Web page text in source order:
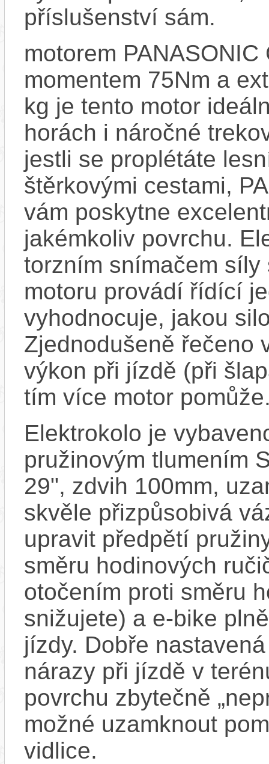
příslušenství sám.
motorem
momentem 75Nm a
kg je tento motor
horách i náročné
jestli se proplétáte
štěrkovými cestami,
vám poskytne
jakémkoliv povrchu.
torzním snímačem
motoru provádí řídící
vyhodnocuje, jakou
Zjednodušeně řečeno
výkon při jízdě (při
tím více motor
Elektrokolo je
pružinovým tlumením
29", zdvih 100mm,
skvěle přizpůsobivá
upravit předpětí
směru hodinových
otočením proti směru
snižujete) a e-bike
jízdy. Dobře
nárazy při jízdě v
povrchu zbytečně
možné uzamknout
vidlice.